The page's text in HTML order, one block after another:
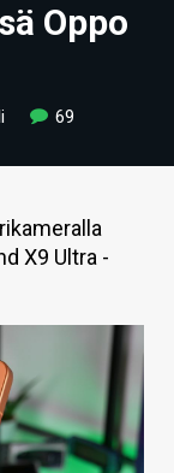
Oppo
69
X9 Ultra -